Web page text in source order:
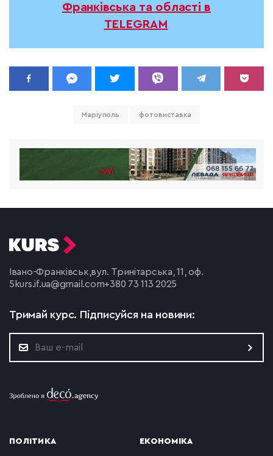
Франківська та області в
TELEGRAM
Маріуполь фотовиставка
Івано-Франківськ, вул. Тринітарська, 11, оф.
5 kurs.if.ua@gmail.com+380 73 113 2025
Тримай курс. Підписуйся на новини:
ПОЛІТИКА ЕКОНОМІКА